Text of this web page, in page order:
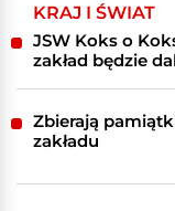
KRAJ I ŚWIAT
JSW Koks o
zakład będzie
Zbierają
zakładu